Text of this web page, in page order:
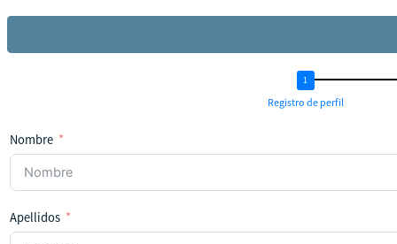
Registro de perfil
Nombre
Apellidos